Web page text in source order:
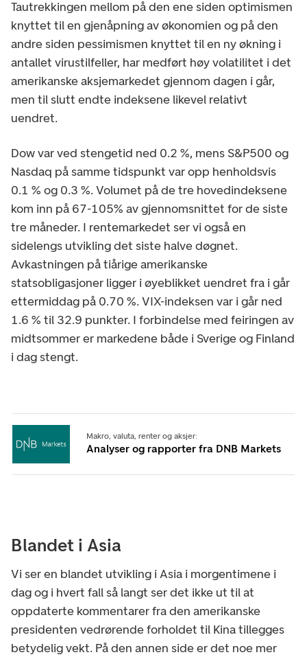
Tautrekkingen mellom på den ene siden optimismen
knyttet til en gjenåpning av økonomien og på den
andre siden pessimismen knyttet til en ny økning i
antallet virustilfeller, har medført høy volatilitet i det
amerikanske aksjemarkedet gjennom dagen i går,
men til slutt endte indeksene likevel relativt
uendret.
Dow var ved stengetid ned 0.2 %, mens S&P500 og
Nasdaq på samme tidspunkt var opp henholdsvis
0.1 % og 0.3 %. Volumet på de tre hovedindeksene
kom inn på 67-105% av gjennomsnittet for de siste
tre måneder. I rentemarkedet ser vi også en
sidelengs utvikling det siste halve døgnet.
Avkastningen på tiårige amerikanske
statsobligasjoner ligger i øyeblikket uendret fra i går
ettermiddag på 0.70 %. VIX-indeksen var i går ned
1.6 % til 32.9 punkter. I forbindelse med feiringen av
midtsommer er markedene både i Sverige og Finland
i dag stengt.
Makro, valuta, renter og aksjer:
Analyser og rapporter fra DNB Markets
Blandet i Asia
Vi ser en blandet utvikling i Asia i morgentimene i
dag og i hvert fall så langt ser det ikke ut til at
oppdaterte kommentarer fra den amerikanske
presidenten vedrørende forholdet til Kina tillegges
betydelig vekt. På den annen side er det noe mer